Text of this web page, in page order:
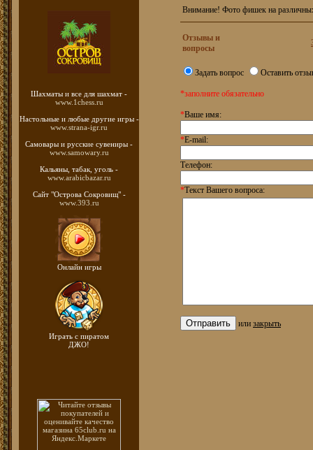
Шахматы и все для шахмат -
www.1chess.ru
Настольные и любые другие игры -
www.strana-igr.ru
Самовары и русские сувениры -
www.samowary.ru
Кальяны, табак, уголь -
www.arabicbazar.ru
Сайт "Острова Сокровищ" -
www.393.ru
Онлайн игры
Играть с пиратом
ДЖО!
Внимание! Фото фишек на
Отзывы и
вопросы
Задать вопрос Оставить
*заполните обязательно
*Ваше имя:
*E-mail:
Телефон:
*Текст Вашего вопроса:
или закрыть